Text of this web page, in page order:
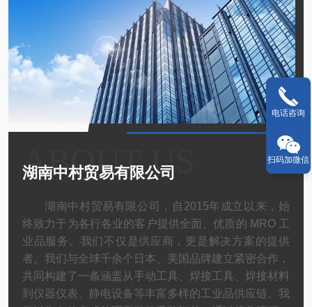
ABOUT US
湖南中村贸易有限公司
湖南中村贸易有限公司，自2015年成立以来，始
终致力于为各行各业的客户提供全面、优质的 MRO 工
业品服务。我们不仅是供应商，更是解决方案的提供
者。我们与全球千余个日本、美国品牌建立紧密合作，
共同构建了一条涵盖从手动工具、焊接工具、焊接材料
到仪器仪表、静电设备等丰富多样的工业品供应链。我
电话咨询
扫码加微信